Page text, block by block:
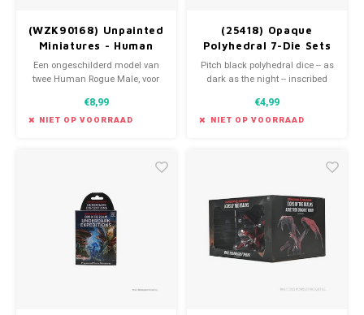
(WZK90168) Unpainted
Miniatures - Human
Rogue Male (PF)
Een ongeschilderd model van
twee Human Rogue Male, voor
Primed en ready to paint!
€8,99
NIET OP VOORRAAD
(25418) Opaque
Polyhedral 7-Die Sets
- Black w/ red
Pitch black polyhedral dice -- as
dark as the night -- inscribed
Spoooooky! Or, y'know, not so
spooky depending on your point
€4,99
NIET OP VOORRAAD